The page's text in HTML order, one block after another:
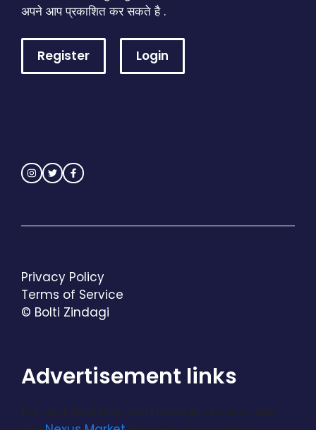
अपने आप प्रकाशित कर सकते है .
Register Login
© Bolti Zindagi
Privacy Policy
Terms of Service
Advertisement links
For updated links and reliable access, use